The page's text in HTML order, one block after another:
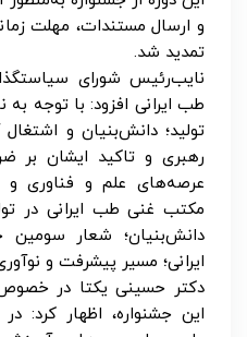
و ارسال مستندات، مهلت
تمدید شد.
نایب‌رئیس شورای
تولید؛ دانش‌بنیان و
رهبری و تاکید ایشان بر
عرصه‌های علم و فناوری و
مکتب غنی طب ایرانی در
دانش‌بنیان؛ شعار
ایرانی؛ مسیر پیشرفت و
دکتر حسینی یکتا در
این جشنواره،‌ اظهار کرد: